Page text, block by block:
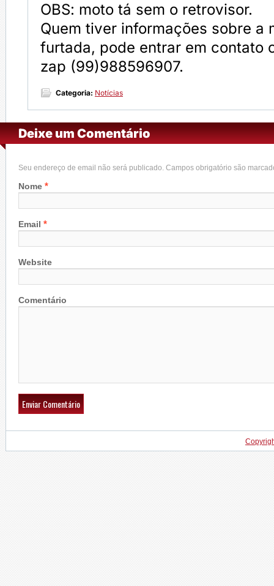
OBS: moto tá sem o retrovisor.
Quem tiver informações sobre a
furtada, pode entrar em contato
zap (99)988596907.
Categoria: Notícias
Deixe um Comentário
Seu endereço de email não será publicado. Campos obrigatório são
Nome *
Email *
Website
Comentário